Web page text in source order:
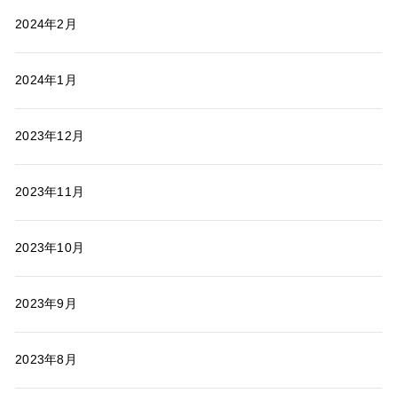
2024年2月
2024年1月
2023年12月
2023年11月
2023年10月
2023年9月
2023年8月